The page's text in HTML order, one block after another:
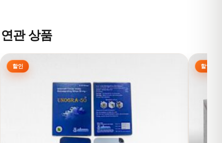
연관 상품
여러 상품 옵션이 이 상품에 있습니다. 상품 페이지에서 옵션
여러